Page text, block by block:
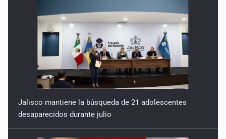
Jalisco mantiene la búsqueda de 21 adolescentes
desaparecidos durante julio